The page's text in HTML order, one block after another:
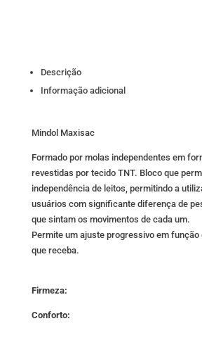
Descrição
Informação adicional
Mindol Maxisac
Formado por molas independentes em
revestidas por tecido TNT. Bloco que
independência de leitos, permitindo a
usuários com significante diferença de
que sintam os movimentos de cada um.
Permite um ajuste progressivo em função
que receba.
Firmeza:
Conforto: